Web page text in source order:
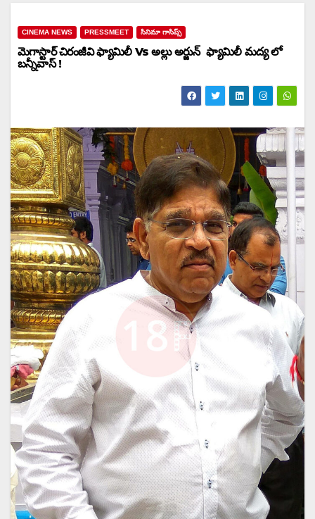
CINEMA NEWS PRESSMEET సినిమా గాసిప్స్
మెగాస్టార్‌ చిరంజీవి ఫ్యామిలీ Vs అల్లు అర్జున్ ఫ్యామిలీ మద్య లో
బన్నీవాస్‌ !